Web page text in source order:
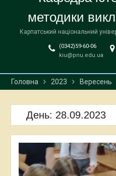
методики
Карпатський національний
(0342)59-60-06
kiu@pnu.edu.ua
Головна 2023 Вересень
День: 28.09.2023